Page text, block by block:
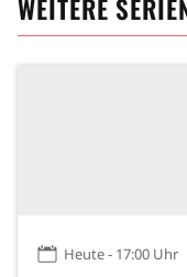
WEITERE
Heute - 17:00 Uhr